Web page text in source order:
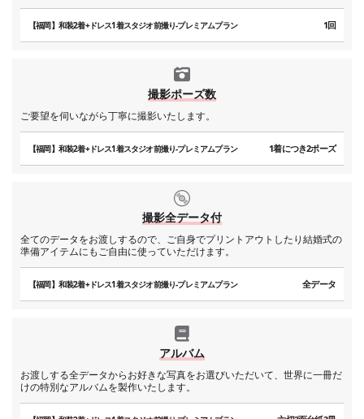
【福岡】和装2着+ドレス1着スタジオ前撮り-プレミアムプラン 1回
撮影ポーズ数
ご要望を伺いながら丁寧に撮影いたします。
【福岡】和装2着+ドレス1着スタジオ前撮り-プレミアムプラン 1着につき2ポーズ
撮影全データ付
全てのデータをお渡しするので、ご自身でプリントアウトしたり結婚式の
準備アイテムにもご自由に使っていただけます。
【福岡】和装2着+ドレス1着スタジオ前撮り-プレミアムプラン 全データ
アルバム
お渡しする全データからお好きな写真をお選びいただいて、世界に一冊だ
けの特別なアルバムを製作いたします。